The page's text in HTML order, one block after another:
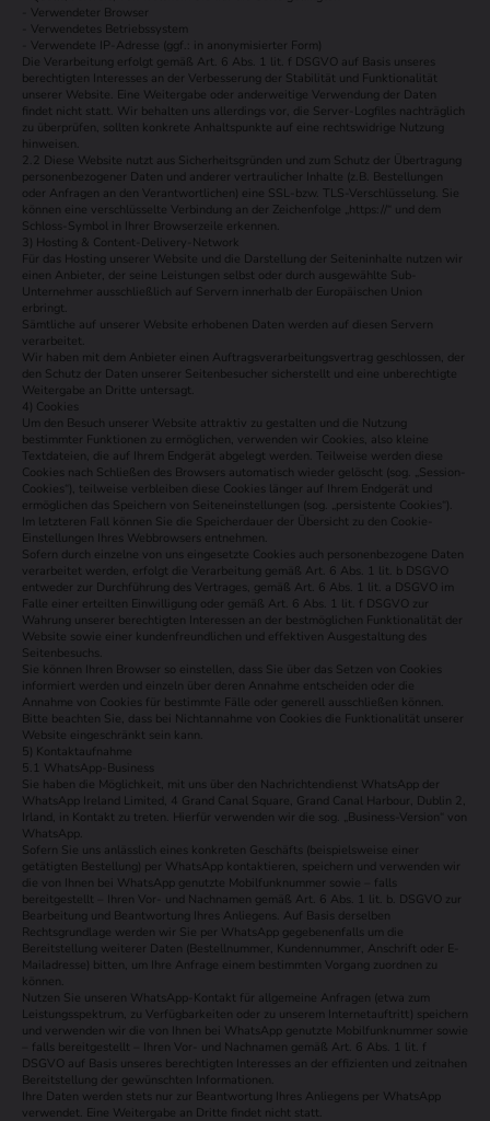
- Verwendeter Browser
- Verwendetes Betriebssystem
- Verwendete IP-Adresse (ggf.: in anonymisierter Form)
Die Verarbeitung erfolgt gemäß Art. 6 Abs. 1 lit. f DSGVO auf Basis unseres
berechtigten Interesses an der Verbesserung der Stabilität und Funktionalität
unserer Website. Eine Weitergabe oder anderweitige Verwendung der Daten
findet nicht statt. Wir behalten uns allerdings vor, die Server-Logfiles nachträglich
zu überprüfen, sollten konkrete Anhaltspunkte auf eine rechtswidrige Nutzung
hinweisen.
2.2 Diese Website nutzt aus Sicherheitsgründen und zum Schutz der Übertragung
personenbezogener Daten und anderer vertraulicher Inhalte (z.B. Bestellungen
oder Anfragen an den Verantwortlichen) eine SSL-bzw. TLS-Verschlüsselung. Sie
können eine verschlüsselte Verbindung an der Zeichenfolge „https://“ und dem
Schloss-Symbol in Ihrer Browserzeile erkennen.
3) Hosting & Content-Delivery-Network
Für das Hosting unserer Website und die Darstellung der Seiteninhalte nutzen wir
einen Anbieter, der seine Leistungen selbst oder durch ausgewählte Sub-
Unternehmer ausschließlich auf Servern innerhalb der Europäischen Union
erbringt.
Sämtliche auf unserer Website erhobenen Daten werden auf diesen Servern
verarbeitet.
Wir haben mit dem Anbieter einen Auftragsverarbeitungsvertrag geschlossen, der
den Schutz der Daten unserer Seitenbesucher sicherstellt und eine unberechtigte
Weitergabe an Dritte untersagt.
4) Cookies
Um den Besuch unserer Website attraktiv zu gestalten und die Nutzung
bestimmter Funktionen zu ermöglichen, verwenden wir Cookies, also kleine
Textdateien, die auf Ihrem Endgerät abgelegt werden. Teilweise werden diese
Cookies nach Schließen des Browsers automatisch wieder gelöscht (sog. „Session-
Cookies“), teilweise verbleiben diese Cookies länger auf Ihrem Endgerät und
ermöglichen das Speichern von Seiteneinstellungen (sog. „persistente Cookies“).
Im letzteren Fall können Sie die Speicherdauer der Übersicht zu den Cookie-
Einstellungen Ihres Webbrowsers entnehmen.
Sofern durch einzelne von uns eingesetzte Cookies auch personenbezogene Daten
verarbeitet werden, erfolgt die Verarbeitung gemäß Art. 6 Abs. 1 lit. b DSGVO
entweder zur Durchführung des Vertrages, gemäß Art. 6 Abs. 1 lit. a DSGVO im
Falle einer erteilten Einwilligung oder gemäß Art. 6 Abs. 1 lit. f DSGVO zur
Wahrung unserer berechtigten Interessen an der bestmöglichen Funktionalität der
Website sowie einer kundenfreundlichen und effektiven Ausgestaltung des
Seitenbesuchs.
Sie können Ihren Browser so einstellen, dass Sie über das Setzen von Cookies
informiert werden und einzeln über deren Annahme entscheiden oder die
Annahme von Cookies für bestimmte Fälle oder generell ausschließen können.
Bitte beachten Sie, dass bei Nichtannahme von Cookies die Funktionalität unserer
Website eingeschränkt sein kann.
5) Kontaktaufnahme
5.1 WhatsApp-Business
Sie haben die Möglichkeit, mit uns über den Nachrichtendienst WhatsApp der
WhatsApp Ireland Limited, 4 Grand Canal Square, Grand Canal Harbour, Dublin 2,
Irland, in Kontakt zu treten. Hierfür verwenden wir die sog. „Business-Version“ von
WhatsApp.
Sofern Sie uns anlässlich eines konkreten Geschäfts (beispielsweise einer
getätigten Bestellung) per WhatsApp kontaktieren, speichern und verwenden wir
die von Ihnen bei WhatsApp genutzte Mobilfunknummer sowie – falls
bereitgestellt – Ihren Vor- und Nachnamen gemäß Art. 6 Abs. 1 lit. b. DSGVO zur
Bearbeitung und Beantwortung Ihres Anliegens. Auf Basis derselben
Rechtsgrundlage werden wir Sie per WhatsApp gegebenenfalls um die
Bereitstellung weiterer Daten (Bestellnummer, Kundennummer, Anschrift oder E-
Mailadresse) bitten, um Ihre Anfrage einem bestimmten Vorgang zuordnen zu
können.
Nutzen Sie unseren WhatsApp-Kontakt für allgemeine Anfragen (etwa zum
Leistungsspektrum, zu Verfügbarkeiten oder zu unserem Internetauftritt) speichern
und verwenden wir die von Ihnen bei WhatsApp genutzte Mobilfunknummer sowie
– falls bereitgestellt – Ihren Vor- und Nachnamen gemäß Art. 6 Abs. 1 lit. f
DSGVO auf Basis unseres berechtigten Interesses an der effizienten und zeitnahen
Bereitstellung der gewünschten Informationen.
Ihre Daten werden stets nur zur Beantwortung Ihres Anliegens per WhatsApp
verwendet. Eine Weitergabe an Dritte findet nicht statt.